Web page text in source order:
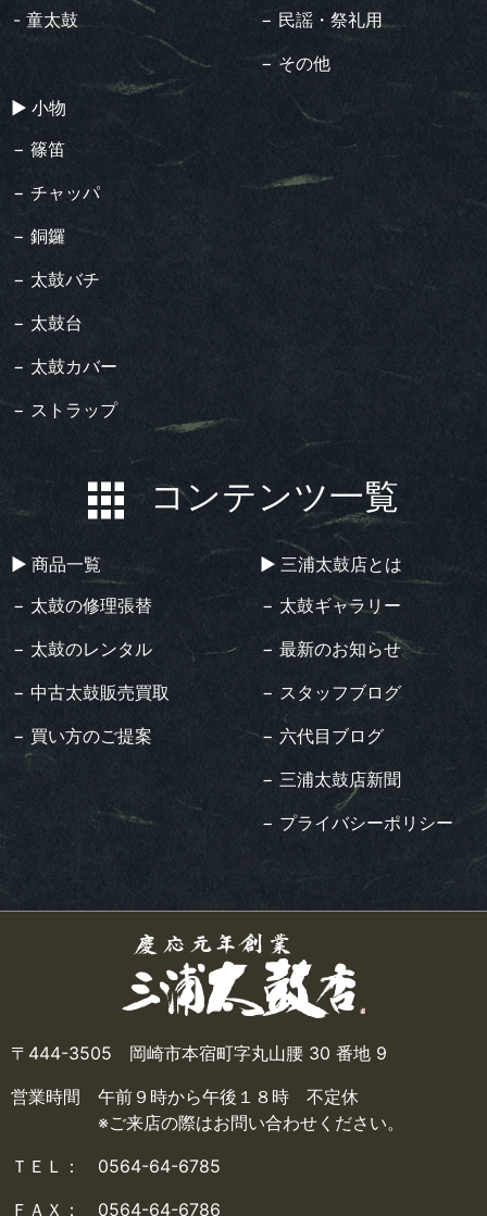
- 童太鼓
− 民謡・祭礼用
− その他
▶︎ 小物
− 篠笛
− チャッパ
− 銅鑼
− 太鼓バチ
− 太鼓台
− 太鼓カバー
− ストラップ
コンテンツ一覧
▶︎ 商品一覧
− 太鼓の修理張替
− 太鼓のレンタル
− 中古太鼓販売買取
− 買い方のご提案
▶︎ 三浦太鼓店とは
− 太鼓ギャラリー
− 最新のお知らせ
− スタッフブログ
− 六代目ブログ
− 三浦太鼓店新聞
− プライバシーポリシー
〒444-3505 岡崎市本宿町字丸山腰 30 番地 9
営業時間 午前９時から午後１８時 不定休
※ご来店の際はお問い合わせください。
ＴＥＬ： 0564-64-6785
ＦＡＸ： 0564-64-6786